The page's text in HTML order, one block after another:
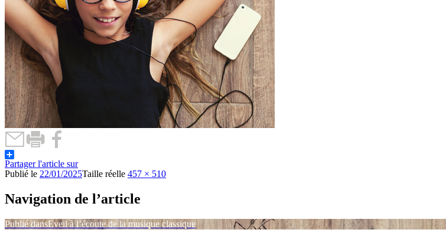
Partager l'article sur
Publié le 22/01/2025Taille réelle 457 × 510
Navigation de l’article
Publié dansEveil à l’écoute de la musique classique